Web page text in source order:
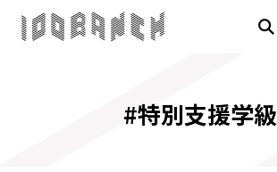
#特別支援学級